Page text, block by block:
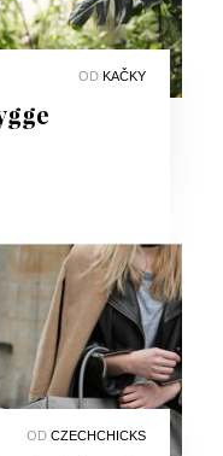
OD KAČKY
OD CZECHCHICKS